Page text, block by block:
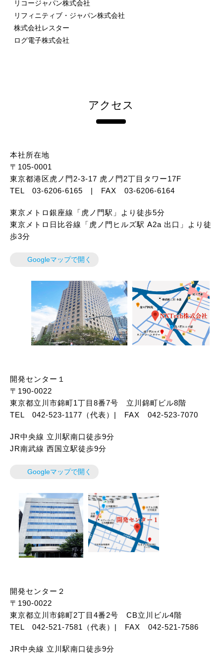
リコージャパン株式会社
リフィニティブ・ジャパン株式会社
株式会社レスター
ログ電子株式会社
アクセス
本社所在地
〒105-0001
東京都港区虎ノ門2-3-17 虎ノ門2丁目タワー17F
TEL 03-6206-6165 | FAX 03-6206-6164
東京メトロ銀座線「虎ノ門駅」より徒歩5分
東京メトロ日比谷線「虎ノ門ヒルズ駅 A2a 出口」より徒
歩3分
Googleマップで開く
開発センター１
〒190-0022
東京都立川市錦町1丁目8番7号 立川錦町ビル8階
TEL 042-523-1177（代表）| FAX 042-523-7070
JR中央線 立川駅南口徒歩9分
JR南武線 西国立駅徒歩9分
Googleマップで開く
開発センター２
〒190-0022
東京都立川市錦町2丁目4番2号 CB立川ビル4階
TEL 042-521-7581（代表）| FAX 042-521-7586
JR中央線 立川駅南口徒歩9分